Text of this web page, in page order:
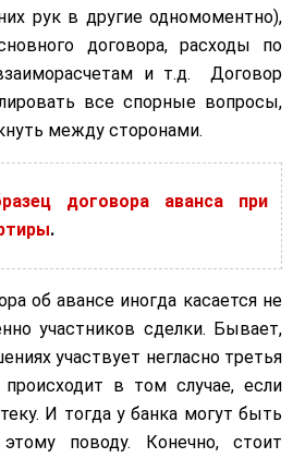
рук в другие одномоментно),
договора, расходы по
и т.д. Договор
все спорные вопросы,
между сторонами.
договора аванса при
.
об авансе иногда касается не
участников сделки. Бывает,
участвует негласно третья
в том случае, если
И тогда у банка могут быть
поводу. Конечно, стоит